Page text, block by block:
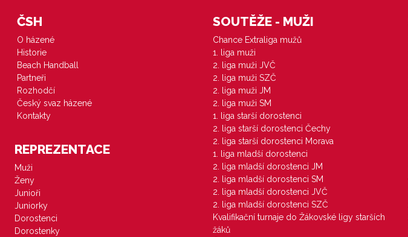
ČSH
O házené
Historie
Beach Handball
Partneři
Rozhodčí
Český svaz házené
Kontakty
REPREZENTACE
Muži
Ženy
Junioři
Juniorky
Dorostenci
Dorostenky
SOUTĚŽE - MUŽI
Chance Extraliga mužů
1. liga muži
2. liga muži JVČ
2. liga muži SZČ
2. liga muži JM
2. liga muži SM
1. liga starší dorostenci
2. liga starší dorostenci Čechy
2. liga starší dorostenci Morava
1. liga mladší dorostenci
2. liga mladší dorostenci JM
2. liga mladší dorostenci SM
2. liga mladší dorostenci JVČ
2. liga mladší dorostenci SZČ
Kvalifikační turnaje do Žákovské ligy starších
žáků